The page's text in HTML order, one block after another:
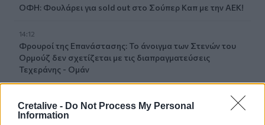
Cretalive - Do Not Process My Personal
Information
ΟΦΗ: Φουλάρει για sold out στο Σούπερ Καπ με την ΑΕΚ!
14:12
Φρουροί της Επανάστασης: Το άνοιγμα των Στενών του
Ορμούζ δεν σχετίζεται με τις διαπραγματεύσεις
Τεχεράνης - Ομάν
Χαλκιδική: Στο «Παπαγεωργίου» οδηγός μοτοσικλέτας
που τραυματίστηκε σε τροχαίο